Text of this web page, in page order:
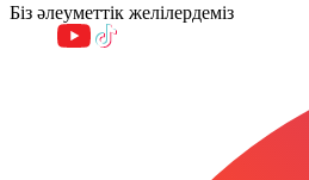
Біз әлеуметтік желілердеміз